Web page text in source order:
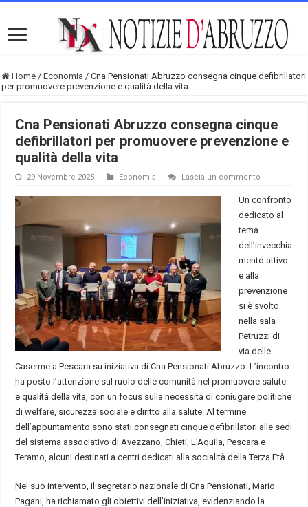
Home / Economia / Cna Pensionati Abruzzo consegna cinque defibrillatori
per promuovere prevenzione e qualità della vita
Cna Pensionati Abruzzo consegna cinque
defibrillatori per promuovere prevenzione e
qualità della vita
29 Novembre 2025 Economia Lascia un commento
Un confronto
dedicato al
tema
dell’invecchia
mento attivo
e alla
prevenzione
si è svolto
nella sala
Petruzzi di
via delle
Caserme a Pescara su iniziativa di Cna Pensionati Abruzzo. L’incontro
ha posto l’attenzione sul ruolo delle comunità nel promuovere salute
e qualità della vita, con un focus sulla necessità di coniugare politiche
di welfare, sicurezza sociale e diritto alla salute. Al termine
dell’appuntamento sono stati consegnati cinque defibrillatori alle sedi
del sistema associativo di Avezzano, Chieti, L’Aquila, Pescara e
Teramo, alcuni destinati a centri dedicati alla socialità della Terza Età.
Nel suo intervento, il segretario nazionale di Cna Pensionati, Mario
Pagani, ha richiamato gli obiettivi dell’iniziativa, evidenziando la